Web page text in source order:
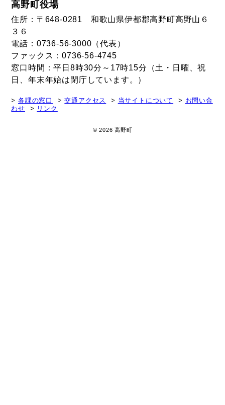
高野町役場
住所：〒648-0281 和歌山県伊都郡高野町高野山６
３６
電話：0736-56-3000（代表）
ファックス：0736-56-4745
窓口時間：平日8時30分～17時15分（土・日曜、祝
日、年末年始は閉庁しています。）
各課の窓口 交通アクセス 当サイトについて
お問い合
わせ
リンク
© 2026 高野町